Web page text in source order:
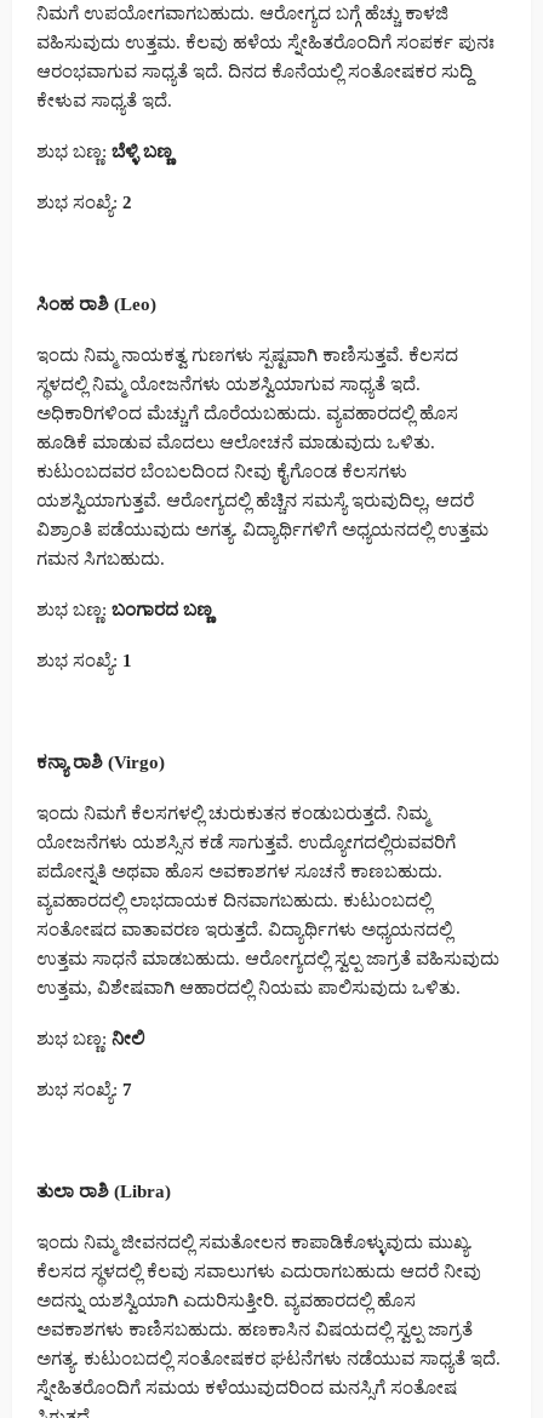
ನಿಮಗೆ ಉಪಯೋಗವಾಗಬಹುದು. ಆರೋಗ್ಯದ ಬಗ್ಗೆ ಹೆಚ್ಚು ಕಾಳಜಿ
ವಹಿಸುವುದು ಉತ್ತಮ. ಕೆಲವು ಹಳೆಯ ಸ್ನೇಹಿತರೊಂದಿಗೆ ಸಂಪರ್ಕ ಪುನಃ
ಆರಂಭವಾಗುವ ಸಾಧ್ಯತೆ ಇದೆ. ದಿನದ ಕೊನೆಯಲ್ಲಿ ಸಂತೋಷಕರ ಸುದ್ದಿ
ಕೇಳುವ ಸಾಧ್ಯತೆ ಇದೆ.
ಶುಭ ಬಣ್ಣ: ಬೆಳ್ಳಿ ಬಣ್ಣ
ಶುಭ ಸಂಖ್ಯೆ: 2
ಸಿಂಹ ರಾಶಿ (Leo)
ಇಂದು ನಿಮ್ಮ ನಾಯಕತ್ವ ಗುಣಗಳು ಸ್ಪಷ್ಟವಾಗಿ ಕಾಣಿಸುತ್ತವೆ. ಕೆಲಸದ
ಸ್ಥಳದಲ್ಲಿ ನಿಮ್ಮ ಯೋಜನೆಗಳು ಯಶಸ್ವಿಯಾಗುವ ಸಾಧ್ಯತೆ ಇದೆ.
ಅಧಿಕಾರಿಗಳಿಂದ ಮೆಚ್ಚುಗೆ ದೊರೆಯಬಹುದು. ವ್ಯವಹಾರದಲ್ಲಿ ಹೊಸ
ಹೂಡಿಕೆ ಮಾಡುವ ಮೊದಲು ಆಲೋಚನೆ ಮಾಡುವುದು ಒಳಿತು.
ಕುಟುಂಬದವರ ಬೆಂಬಲದಿಂದ ನೀವು ಕೈಗೊಂಡ ಕೆಲಸಗಳು
ಯಶಸ್ವಿಯಾಗುತ್ತವೆ. ಆರೋಗ್ಯದಲ್ಲಿ ಹೆಚ್ಚಿನ ಸಮಸ್ಯೆ ಇರುವುದಿಲ್ಲ, ಆದರೆ
ವಿಶ್ರಾಂತಿ ಪಡೆಯುವುದು ಅಗತ್ಯ. ವಿದ್ಯಾರ್ಥಿಗಳಿಗೆ ಅಧ್ಯಯನದಲ್ಲಿ ಉತ್ತಮ
ಗಮನ ಸಿಗಬಹುದು.
ಶುಭ ಬಣ್ಣ: ಬಂಗಾರದ ಬಣ್ಣ
ಶುಭ ಸಂಖ್ಯೆ: 1
ಕನ್ಯಾ ರಾಶಿ (Virgo)
ಇಂದು ನಿಮಗೆ ಕೆಲಸಗಳಲ್ಲಿ ಚುರುಕುತನ ಕಂಡುಬರುತ್ತದೆ. ನಿಮ್ಮ
ಯೋಜನೆಗಳು ಯಶಸ್ಸಿನ ಕಡೆ ಸಾಗುತ್ತವೆ. ಉದ್ಯೋಗದಲ್ಲಿರುವವರಿಗೆ
ಪದೋನ್ನತಿ ಅಥವಾ ಹೊಸ ಅವಕಾಶಗಳ ಸೂಚನೆ ಕಾಣಬಹುದು.
ವ್ಯವಹಾರದಲ್ಲಿ ಲಾಭದಾಯಕ ದಿನವಾಗಬಹುದು. ಕುಟುಂಬದಲ್ಲಿ
ಸಂತೋಷದ ವಾತಾವರಣ ಇರುತ್ತದೆ. ವಿದ್ಯಾರ್ಥಿಗಳು ಅಧ್ಯಯನದಲ್ಲಿ
ಉತ್ತಮ ಸಾಧನೆ ಮಾಡಬಹುದು. ಆರೋಗ್ಯದಲ್ಲಿ ಸ್ವಲ್ಪ ಜಾಗ್ರತೆ ವಹಿಸುವುದು
ಉತ್ತಮ, ವಿಶೇಷವಾಗಿ ಆಹಾರದಲ್ಲಿ ನಿಯಮ ಪಾಲಿಸುವುದು ಒಳಿತು.
ಶುಭ ಬಣ್ಣ: ನೀಲಿ
ಶುಭ ಸಂಖ್ಯೆ: 7
ತುಲಾ ರಾಶಿ (Libra)
ಇಂದು ನಿಮ್ಮ ಜೀವನದಲ್ಲಿ ಸಮತೋಲನ ಕಾಪಾಡಿಕೊಳ್ಳುವುದು ಮುಖ್ಯ.
ಕೆಲಸದ ಸ್ಥಳದಲ್ಲಿ ಕೆಲವು ಸವಾಲುಗಳು ಎದುರಾಗಬಹುದು ಆದರೆ ನೀವು
ಅದನ್ನು ಯಶಸ್ವಿಯಾಗಿ ಎದುರಿಸುತ್ತೀರಿ. ವ್ಯವಹಾರದಲ್ಲಿ ಹೊಸ
ಅವಕಾಶಗಳು ಕಾಣಿಸಬಹುದು. ಹಣಕಾಸಿನ ವಿಷಯದಲ್ಲಿ ಸ್ವಲ್ಪ ಜಾಗ್ರತೆ
ಅಗತ್ಯ. ಕುಟುಂಬದಲ್ಲಿ ಸಂತೋಷಕರ ಘಟನೆಗಳು ನಡೆಯುವ ಸಾಧ್ಯತೆ ಇದೆ.
ಸ್ನೇಹಿತರೊಂದಿಗೆ ಸಮಯ ಕಳೆಯುವುದರಿಂದ ಮನಸ್ಸಿಗೆ ಸಂತೋಷ